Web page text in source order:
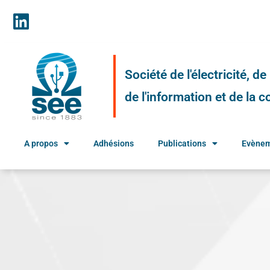
Société de l'électricité,
de l'information et de la
A propos Adhésions Publications